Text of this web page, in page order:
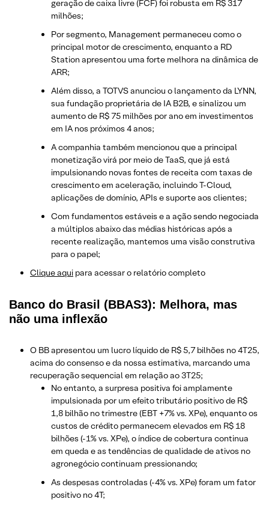
geração de caixa livre (FCF) foi robusta em R$ 317
milhões;
Por segmento, Management permaneceu como o
principal motor de crescimento, enquanto a RD
Station apresentou uma forte melhora na dinâmica de
ARR;
Além disso, a TOTVS anunciou o lançamento da LYNN,
sua fundação proprietária de IA B2B, e sinalizou um
aumento de R$ 75 milhões por ano em investimentos
em IA nos próximos 4 anos;
A companhia também mencionou que a principal
monetização virá por meio de TaaS, que já está
impulsionando novas fontes de receita com taxas de
crescimento em aceleração, incluindo T-Cloud,
aplicações de domínio, APIs e suporte aos clientes;
Com fundamentos estáveis e a ação sendo negociada
a múltiplos abaixo das médias históricas após a
recente realização, mantemos uma visão construtiva
para o papel;
Clique aqui para acessar o relatório completo
Banco do Brasil (BBAS3): Melhora, mas
não uma inflexão
O BB apresentou um lucro líquido de R$ 5,7 bilhões no 4T25,
acima do consenso e da nossa estimativa, marcando uma
recuperação sequencial em relação ao 3T25;
No entanto, a surpresa positiva foi amplamente
impulsionada por um efeito tributário positivo de R$
1,8 bilhão no trimestre (EBT +7% vs. XPe), enquanto os
custos de crédito permanecem elevados em R$ 18
bilhões (-1% vs. XPe), o índice de cobertura continua
em queda e as tendências de qualidade de ativos no
agronegócio continuam pressionando;
As despesas controladas (-4% vs. XPe) foram um fator
positivo no 4T;